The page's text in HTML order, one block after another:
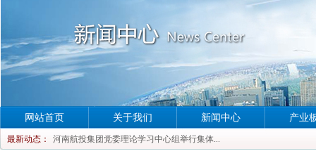
网站首页
最新动态：
河南航投集团党委理论学习中心组举行集体...
河南航投集团党委理论学习中心组举行集体...
关于我们 新闻中心 产业